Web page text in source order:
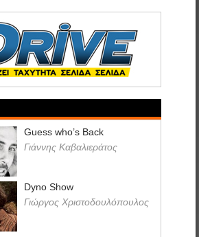
Guess who’s Back
Γιάννης Καβαλιεράτος
Dyno Show
Γιώργος Χριστοδουλόπουλος